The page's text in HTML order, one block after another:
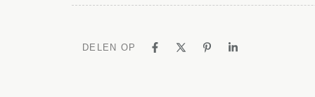
DELEN OP